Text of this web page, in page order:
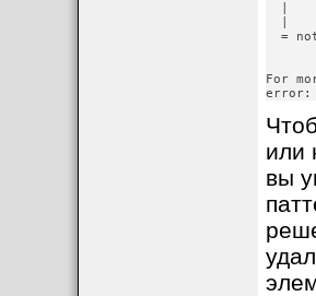
|
=
For
error:
или
вы